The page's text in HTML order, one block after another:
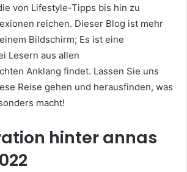
von Lifestyle-Tipps bis hin zu
reichen. Dieser Blog ist mehr
Bildschirm; Es ist eine
Lesern aus allen
Anklang findet. Lassen Sie uns
Reise gehen und herausfinden, was
macht!
hinter annas